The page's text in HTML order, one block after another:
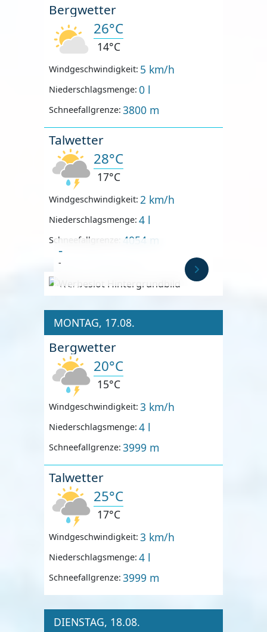
Bergwetter
26°C
14°C
Windgeschwindigkeit: 5 km/h
Niederschlagsmenge: 0 l
Schneefallgrenze: 3800 m
Talwetter
28°C
17°C
Windgeschwindigkeit: 2 km/h
Niederschlagsmenge: 4 l
Schneefallgrenze: 4054 m
Anzeige
-
-
MONTAG, 17.08.
Bergwetter
20°C
15°C
Windgeschwindigkeit: 3 km/h
Niederschlagsmenge: 4 l
Schneefallgrenze: 3999 m
Talwetter
25°C
17°C
Windgeschwindigkeit: 3 km/h
Niederschlagsmenge: 4 l
Schneefallgrenze: 3999 m
DIENSTAG, 18.08.